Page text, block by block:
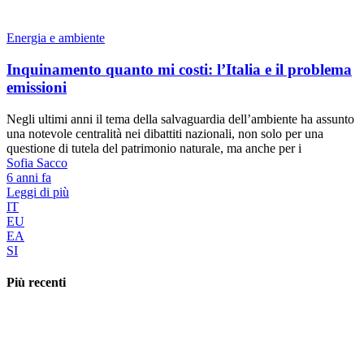
Energia e ambiente
Inquinamento quanto mi costi: l’Italia e il problema
emissioni
Negli ultimi anni il tema della salvaguardia dell’ambiente ha assunto
una notevole centralità nei dibattiti nazionali, non solo per una
questione di tutela del patrimonio naturale, ma anche per i
Sofia Sacco
6 anni fa
Leggi di più
IT
EU
EA
SI
Più recenti